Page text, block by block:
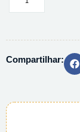
0160
quantidade
Compartilhar: